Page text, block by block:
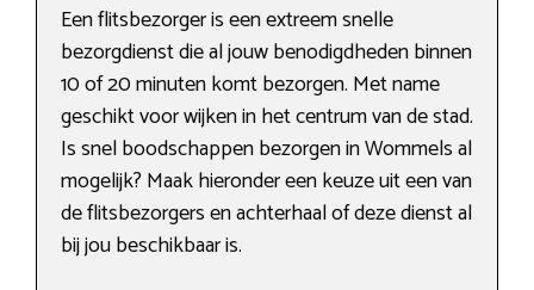
Een flitsbezorger is een extreem snelle
bezorgdienst die al jouw benodigdheden binnen
10 of 20 minuten komt bezorgen. Met name
geschikt voor wijken in het centrum van de stad.
Is snel boodschappen bezorgen in Wommels al
mogelijk? Maak hieronder een keuze uit een van
de flitsbezorgers en achterhaal of deze dienst al
bij jou beschikbaar is.